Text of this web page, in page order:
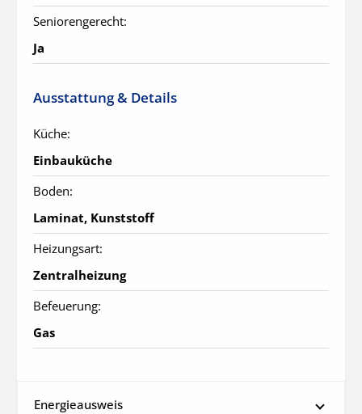
Seniorengerecht:
Ja
Ausstattung & Details
Küche:
Einbauküche
Boden:
Laminat, Kunststoff
Heizungsart:
Zentralheizung
Befeuerung:
Gas
Energieausweis